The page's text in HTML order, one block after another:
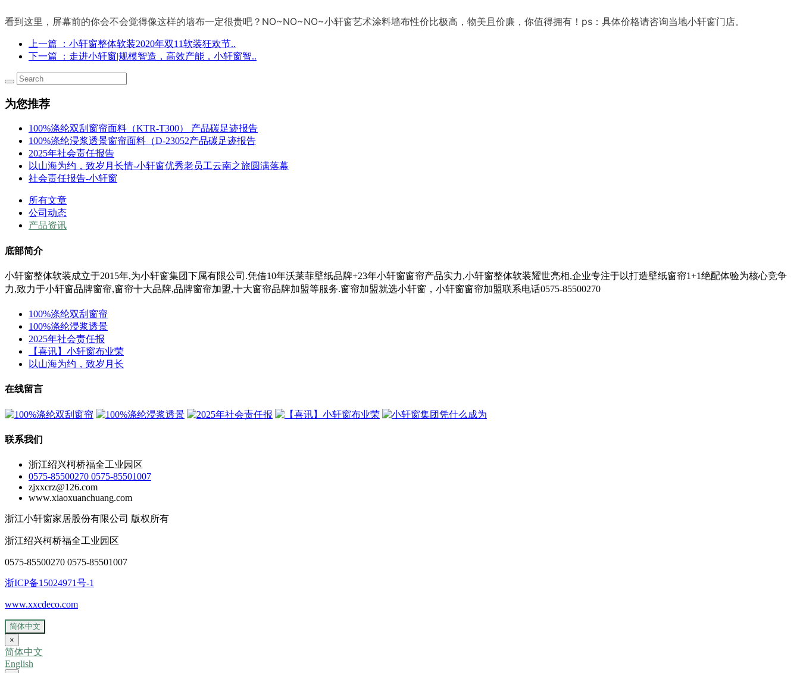
看到这里，屏幕前的你会不会觉得像这样的墙布一定很贵吧？NO~NO~NO~小轩窗艺术涂料墙布性价比极高，物美且价廉，你值得拥有！ps：具体价格请咨询当地小轩窗门店。
上一篇
：小轩窗整体软装2020年双11软装狂欢节..
下一篇
：走进小轩窗|规模智造，高效产能，小轩窗智..
为您推荐
100%涤纶双刮窗帘面料（KTR-T300） 产品碳足迹报告
100%涤纶浸浆透景窗帘面料（D-23052产品碳足迹报告
2025年社会责任报告
以山海为约，致岁月长情-小轩窗优秀老员工云南之旅圆满落幕
社会责任报告-小轩窗
所有文章
公司动态
产品资讯
底部简介
小轩窗整体软装成立于2015年,为小轩窗集团下属有限公司.凭借10年沃莱菲壁纸品牌+23年小轩窗窗帘产品实力,小轩窗整体软装耀世亮相,企业专注于以打造壁纸窗帘1+1绝配体验为核心竞争
力,致力于小轩窗品牌窗帘,窗帘十大品牌,品牌窗帘加盟,十大窗帘品牌加盟等服务.窗帘加盟就选小轩窗，小轩窗窗帘加盟联系电话0575-85500270
100%涤纶双刮窗帘
100%涤纶浸浆透景
2025年社会责任报
【喜讯】小轩窗布业荣
以山海为约，致岁月长
在线留言
联系我们
浙江绍兴柯桥福全工业园区
0575-85500270 0575-85501007
zjxxcrz@126.com
www.xiaoxuanchuang.com
浙江小轩窗家居股份有限公司 版权所有
浙江绍兴柯桥福全工业园区
0575-85500270 0575-85501007
浙ICP备15024971号-1
www.xxcdeco.com
简体中文
×
简体中文
English